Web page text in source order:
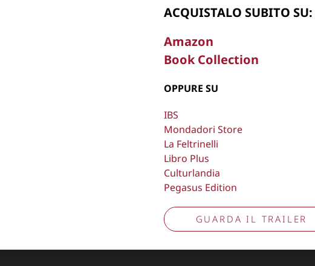
Aggiorna preferenze tracciamento
ACQUISTALO SUBITO SU:
Amazon
Book Collection
OPPURE SU
IBS
Mondadori Store
La Feltrinelli
Libro Plus
Culturlandia
Pegasus Edition
GUARDA IL TRAILER